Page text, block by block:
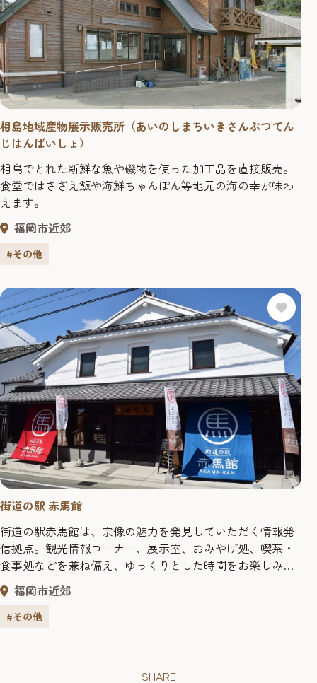
相島地域産物展示販売所（あいのしまちいきさんぶつてん
じはんばいしょ）
相島でとれた新鮮な魚や磯物を使った加工品を直接販売。
食堂ではさざえ飯や海鮮ちゃんぽん等地元の海の幸が味わ
えます。
福岡市近郊
#その他
街道の駅 赤馬館
街道の駅赤馬館は、宗像の魅力を発見していただく情報発
信拠点。観光情報コーナー、展示室、おみやげ処、喫茶・
食事処などを兼ね備え、ゆっくりとした時間をお楽しみい
ただけます。
福岡市近郊
#その他
SHARE